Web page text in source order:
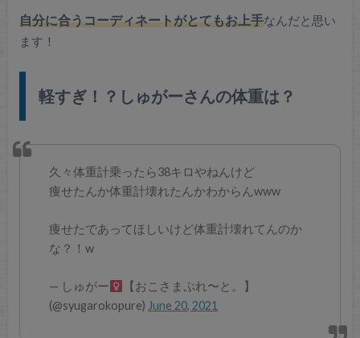
自分に合うコーディネートがとてもお上手なんだと思い
ます！
軽すぎ！？しゅがーさんの体重は？
久々体重計乗ったら38キロやねんけど
痩せたんか体重計壊れたんかわからんwww
痩せたであってほしいけど体重計壊れてんのか
な？！w
— しゅがー‍
【おこさまぷれ〜と。】
(@syugarokopure)June 20, 2021